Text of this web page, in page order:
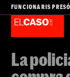
FUNCIONARIS
La